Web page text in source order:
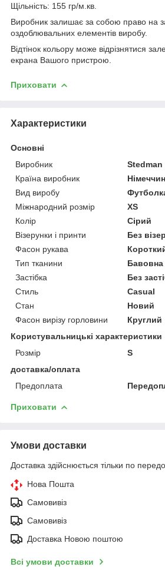
Щільність: 155 гр/м.кв.
Виробник залишає за собою право на
оздоблювальних елементів виробу.
Відтінок кольору може відрізнятися
екрана Вашого пристрою.
Приховати
Характеристики
Основні
Виробник
Stedman
Країна виробник
Вид виробу
Міжнародний розмір
XS
Колір
Сірий
Візерунки і принти
Без
Фасон рукава
Тип тканини
Бавовна
Застібка
Без
Стиль
Casual
Стан
Новий
Фасон вирізу горловини
Круглий
Користувальницькі характеристики
Розмір
S
доставка/оплата
Предоплата
Приховати
Умови доставки
Доставка здійснюється тільки по
Нова Пошта
Самовивіз
Самовивіз
Доставка Новою поштою
Всі умови доставки